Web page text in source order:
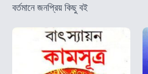
বর্তমানে জনপ্রিয় কিছু বই